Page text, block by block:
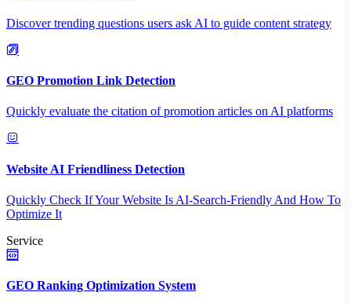
Discover trending questions users ask AI to guide content strategy
GEO Promotion Link Detection
Quickly evaluate the citation of promotion articles on AI platforms
Website AI Friendliness Detection
Quickly Check If Your Website Is AI-Search-Friendly And How To
Optimize It
Service
GEO Ranking Optimization System